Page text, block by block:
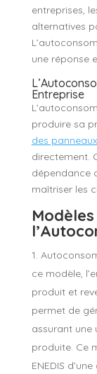
entreprises,
alternatives
une réponse
Entreprise
produire sa
des
directement.
dépendance
maîtriser les
ce modèle,
produit et
permet de
assurant une
produite. Ce
ENEDIS